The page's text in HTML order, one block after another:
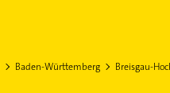
Baden-Württemberg Breisgau-